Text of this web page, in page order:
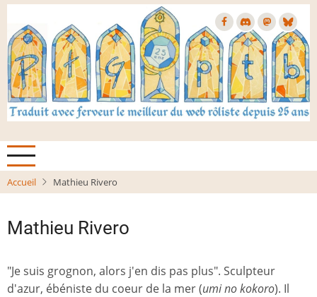
Aller
contenu
principal
Accueil Mathieu Rivero
Mathieu Rivero
"Je suis grognon, alors j'en dis pas plus". Sculpteur
d'azur, ébéniste du coeur de la mer (umi no kokoro). Il